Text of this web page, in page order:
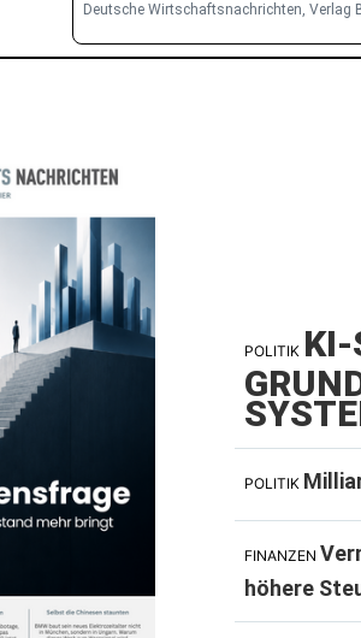
Deutsche Wirtschaftsnachrichten, Verlag
POLITIK KI-
POLITIK
FINANZEN
höhere